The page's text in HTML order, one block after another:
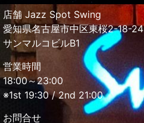
店舗 Jazz Spot Swing
愛知県名古屋市中区東桜2-18-24
サンマルコビルB1
営業時間
18:00～23:00
※1st 19:30 / 2nd 21:00
お問合せ